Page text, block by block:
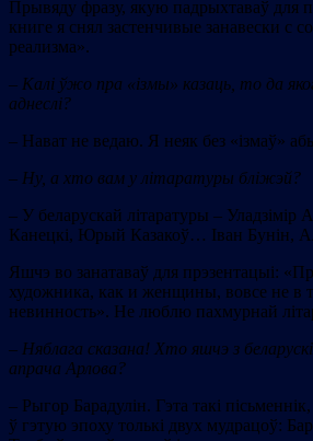
Прывяду фразу, якую падрыхтаваў для
книге я cнял застенчивые занавески с
реализма».
– Калі ўжо пра «ізмы» казаць, то да
аднеслі?
– Нават не ведаю. Я неяк без «ізмаў»
– Ну, а хто вам у літаратуры бліжэй?
– У беларускай літаратуры – Уладзімір
Канецкі, Юрый Казакоў… Іван Бунін,
Яшчэ во занатаваў для прэзентацыі:
художника, как и женщины, вовсе не в
невинность». Не люблю пахмурнай
– Няблага сказана! Хто яшчэ з
апрача Арлова?
– Рыгор Барадулін. Гэта такі
ў гэтую эпоху толькі двух мудрацоў: